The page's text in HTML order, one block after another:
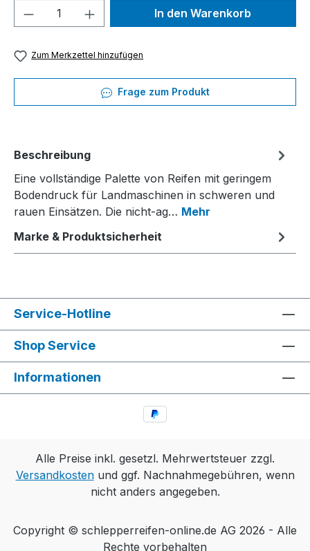
Produkt Anzahl: Gib denIn den Warenkorb
Zum Merkzettel hinzufügen
Frage zum Produkt
Beschreibung
Eine vollständige Palette von Reifen mit geringem
Bodendruck für Landmaschinen in schweren und
rauen Einsätzen. Die nicht-ag… Mehr
Marke & Produktsicherheit
Service-Hotline
Shop Service
Informationen
Alle Preise inkl. gesetzl. Mehrwertsteuer zzgl.
Versandkostenund ggf. Nachnahmegebühren, wenn
nicht anders angegeben.
Copyright © schlepperreifen-online.de AG 2026 - Alle
Rechte vorbehalten